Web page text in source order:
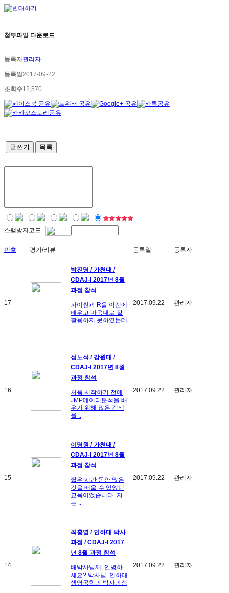
첨부파일 다운로드
등록자관리자
등록일2017-09-22
조회수12,570
글쓰기 목록
스팸방지코드 :
번호 평가/리뷰 등록일 등록자
17
박진명 / 가천대 /
CDAJ-I 2017년 8월
과정 참석
파이썬과 R을 이전에
배우고 마음대로 잘
활용하지 못하였는데
..
2017.09.22 관리자
16
성노석 / 강원대 /
CDAJ-I 2017년 8월
과정 참석
처음 시작하기 전에
JMP데이터분석을 배
우기 위해 많은 검색
을 ..
2017.09.22 관리자
15
이명원 / 가천대 /
CDAJ-I 2017년 8월
과정 참석
짧은 시간 동안 많은
것을 배울 수 있었던
교육이었습니다. 저
는 ..
2017.09.22 관리자
14
최홍열 / 인하대 박사
과정 / CDAJ-I 2017
년 8월 과정 참석
배박사님께. 안녕하
세요? 박사님. 인하대
생명공학과 박사과정
..
2017.09.22 관리자